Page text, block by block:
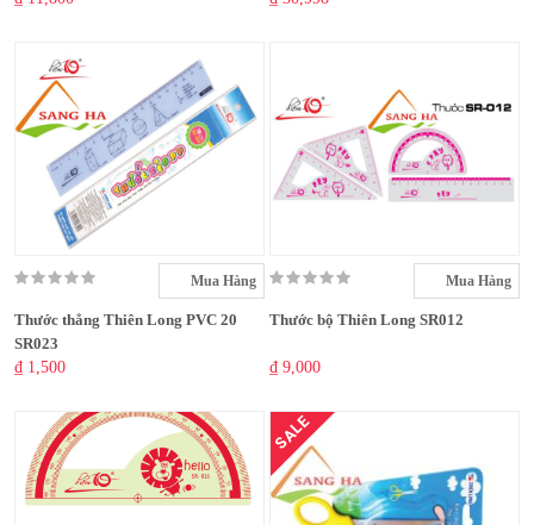
Mua Hàng
Thước thẳng Thiên Long PVC 20
SR023
₫ 1,500
Mua Hàng
Thước bộ Thiên Long SR012
₫ 9,000
SALE